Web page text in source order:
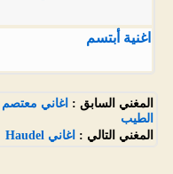
اغنية أبتسم
المغني السابق : اغاني معتصم
الطيب
المغني التالي : اغاني Haudel